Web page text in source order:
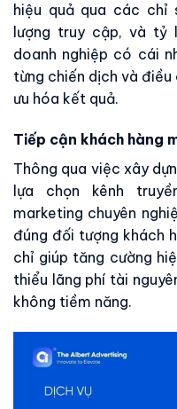
hiệu quả qua các chỉ
lượng truy cập, và tỷ
doanh nghiệp có cái
từng chiến dịch và
ưu hóa kết quả.
Tiếp cận khách hàng
Thông qua việc xây
lựa chọn kênh
marketing chuyên
đúng đối tượng khách
chỉ giúp tăng cường
thiểu lãng phí tài
không tiềm năng.